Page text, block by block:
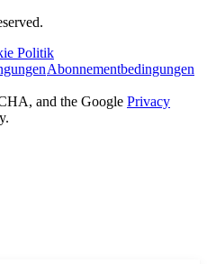
Politik
Abonnementbedingungen
and the Google Privacy